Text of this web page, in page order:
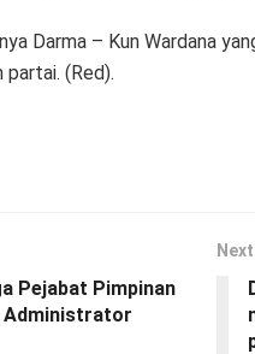
Darma – Kun Wardana
partai. (Red).
Pejabat Pimpinan
Administrator